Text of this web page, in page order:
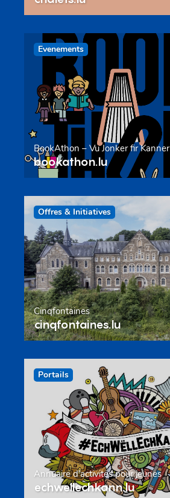
Evenements
BookAthon – Vu Jonker fir Kanner
bookathon.lu
Offres & Initiatives
Cinqfontaines
cinqfontaines.lu
Portails
Annuaire d’activités pour jeunes
echwellechkann.lu